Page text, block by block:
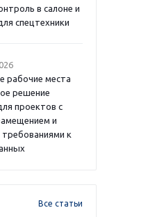
в салоне и
спецтехники
рабочие места
решение
проектов с
и
к
Все статьи